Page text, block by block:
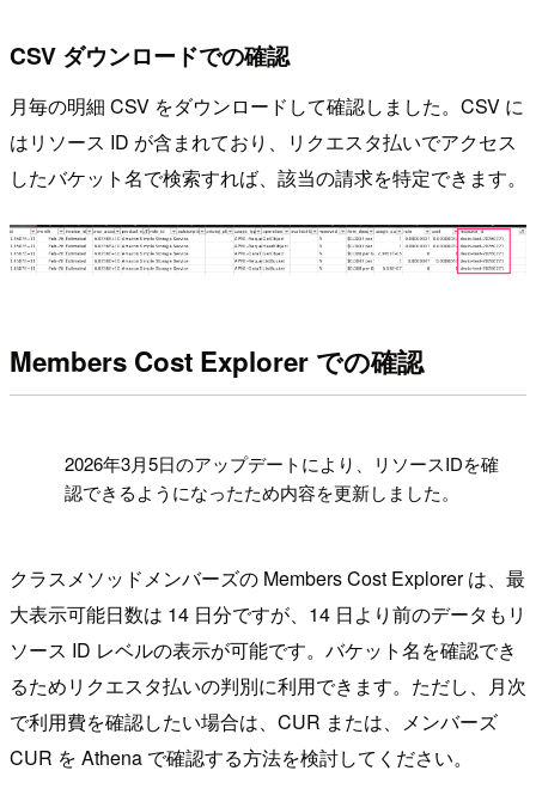
CSV ダウンロードでの確認
月毎の明細 CSV をダウンロードして確認しました。CSV に
はリソース ID が含まれており、リクエスタ払いでアクセス
したバケット名で検索すれば、該当の請求を特定できます。
Members Cost Explorer での確認
2026年3月5日のアップデートにより、リソースIDを確
認できるようになったため内容を更新しました。
クラスメソッドメンバーズの Members Cost Explorer は、最
大表示可能日数は 14 日分ですが、14 日より前のデータもリ
ソース ID レベルの表示が可能です。バケット名を確認でき
るためリクエスタ払いの判別に利用できます。ただし、月次
で利用費を確認したい場合は、CUR または、メンバーズ
CUR を Athena で確認する方法を検討してください。